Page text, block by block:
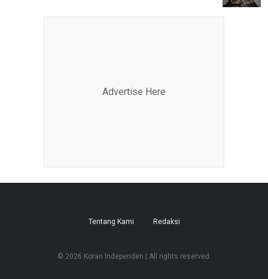
Advertise Here
Tentang Kami Redaksi
© 2026 Koran Independen | All rights reserved.